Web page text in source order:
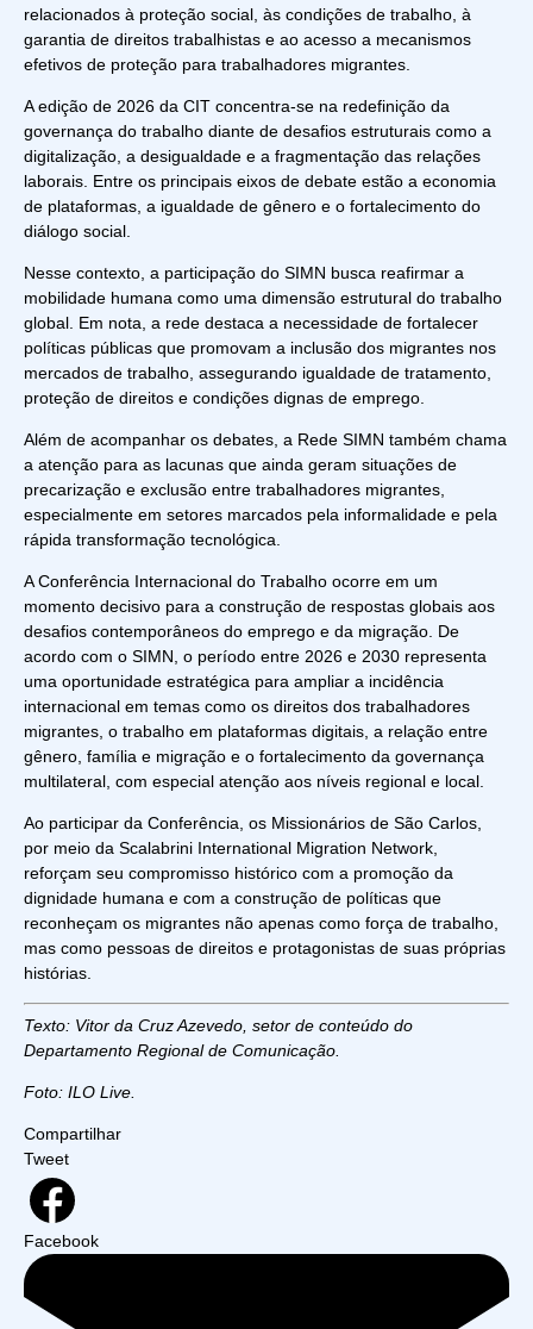
relacionados à proteção social, às condições de trabalho, à
garantia de direitos trabalhistas e ao acesso a mecanismos
efetivos de proteção para trabalhadores migrantes.
A edição de 2026 da CIT concentra-se na redefinição da
governança do trabalho diante de desafios estruturais como a
digitalização, a desigualdade e a fragmentação das relações
laborais. Entre os principais eixos de debate estão a economia
de plataformas, a igualdade de gênero e o fortalecimento do
diálogo social.
Nesse contexto, a participação do SIMN busca reafirmar a
mobilidade humana como uma dimensão estrutural do trabalho
global. Em nota, a rede destaca a necessidade de fortalecer
políticas públicas que promovam a inclusão dos migrantes nos
mercados de trabalho, assegurando igualdade de tratamento,
proteção de direitos e condições dignas de emprego.
Além de acompanhar os debates, a Rede SIMN também chama
a atenção para as lacunas que ainda geram situações de
precarização e exclusão entre trabalhadores migrantes,
especialmente em setores marcados pela informalidade e pela
rápida transformação tecnológica.
A Conferência Internacional do Trabalho ocorre em um
momento decisivo para a construção de respostas globais aos
desafios contemporâneos do emprego e da migração. De
acordo com o SIMN, o período entre 2026 e 2030 representa
uma oportunidade estratégica para ampliar a incidência
internacional em temas como os direitos dos trabalhadores
migrantes, o trabalho em plataformas digitais, a relação entre
gênero, família e migração e o fortalecimento da governança
multilateral, com especial atenção aos níveis regional e local.
Ao participar da Conferência, os Missionários de São Carlos,
por meio da Scalabrini International Migration Network,
reforçam seu compromisso histórico com a promoção da
dignidade humana e com a construção de políticas que
reconheçam os migrantes não apenas como força de trabalho,
mas como pessoas de direitos e protagonistas de suas próprias
histórias.
Texto: Vitor da Cruz Azevedo, setor de conteúdo do
Departamento Regional de Comunicação.
Foto: ILO Live.
Compartilhar
Tweet
Facebook